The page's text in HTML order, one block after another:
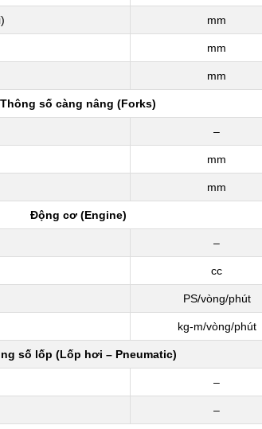
mm
mm
mm
Thông số càng nâng (Forks)
–
mm
mm
Động cơ (Engine)
–
cc
PS/vòng/phút
kg-m/vòng/phút
số lốp (Lốp hơi – Pneumatic)
–
–